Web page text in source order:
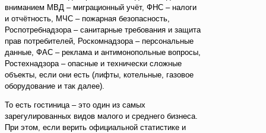
вниманием МВД – миграционный учёт, ФНС – налоги
и отчётность, МЧС – пожарная безопасность,
Роспотребнадзора – санитарные требования и защита
прав потребителей, Роскомнадзора – персональные
данные, ФАС – реклама и антимонопольные вопросы,
Ростехнадзора – опасные и технически сложные
объекты, если они есть (лифты, котельные, газовое
оборудование и так далее).
То есть гостиница – это один из самых
зарегулированных видов малого и среднего бизнеса.
При этом, если верить официальной статистике и